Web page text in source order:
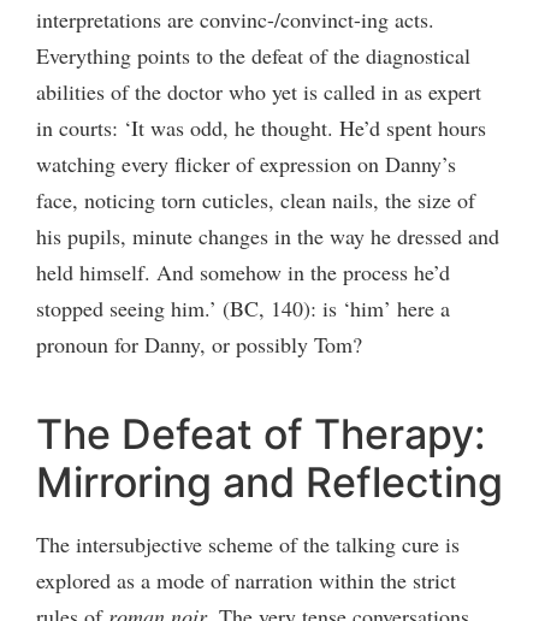
interpretations are convinc-/convinct-ing acts.
Everything points to the defeat of the diagnostical
abilities of the doctor who yet is called in as expert
in courts: ‘It was odd, he thought. He’d spent hours
watching every flicker of expression on Danny’s
face, noticing torn cuticles, clean nails, the size of
his pupils, minute changes in the way he dressed and
held himself. And somehow in the process he’d
stopped seeing him.’ (BC, 140): is ‘him’ here a
pronoun for Danny, or possibly Tom?
The Defeat of Therapy:
Mirroring and Reflecting
The intersubjective scheme of the talking cure is
explored as a mode of narration within the strict